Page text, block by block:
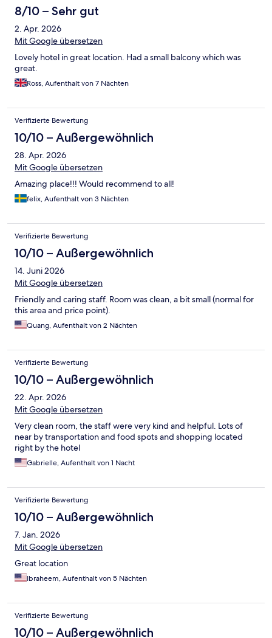
8/10 – Sehr gut
2. Apr. 2026
Mit Google übersetzen
Lovely hotel in great location. Had a small balcony which was
great.
Ross, Aufenthalt von 7 Nächten
Verifizierte Bewertung
10/10 – Außergewöhnlich
28. Apr. 2026
Mit Google übersetzen
Amazing place!!! Would recommend to all!
felix, Aufenthalt von 3 Nächten
Verifizierte Bewertung
10/10 – Außergewöhnlich
14. Juni 2026
Mit Google übersetzen
Friendly and caring staff. Room was clean, a bit small (normal for
this area and price point).
Quang, Aufenthalt von 2 Nächten
Verifizierte Bewertung
10/10 – Außergewöhnlich
22. Apr. 2026
Mit Google übersetzen
Very clean room, the staff were very kind and helpful. Lots of
near by transportation and food spots and shopping located
right by the hotel
Gabrielle, Aufenthalt von 1 Nacht
Verifizierte Bewertung
10/10 – Außergewöhnlich
7. Jan. 2026
Mit Google übersetzen
Great location
Ibraheem, Aufenthalt von 5 Nächten
Verifizierte Bewertung
10/10 – Außergewöhnlich